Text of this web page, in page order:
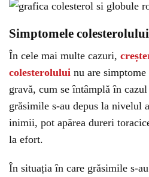
Simptomele
În cele mai multe cazuri,
colesterolului nu are simptome
gravă, cum se întâmplă în
grăsimile s-au depus la nivelul
inimii, pot apărea dureri
la efort.
În situația în care grăsimile s-